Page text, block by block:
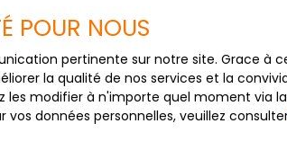
Ne manquez
correspondant à
POUR NOUS
pertinente sur notre site. Grace à
la qualité de nos services et la
modifier à n'importe quel moment via
données personnelles, veuillez